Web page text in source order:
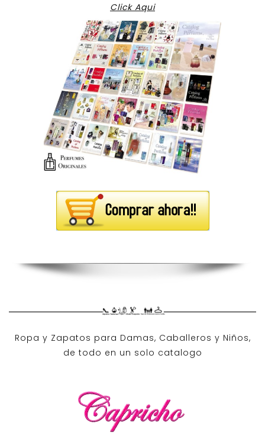
Click Aqui
Ropa y Zapatos para Damas, Caballeros y Niños,
de todo en un solo catalogo